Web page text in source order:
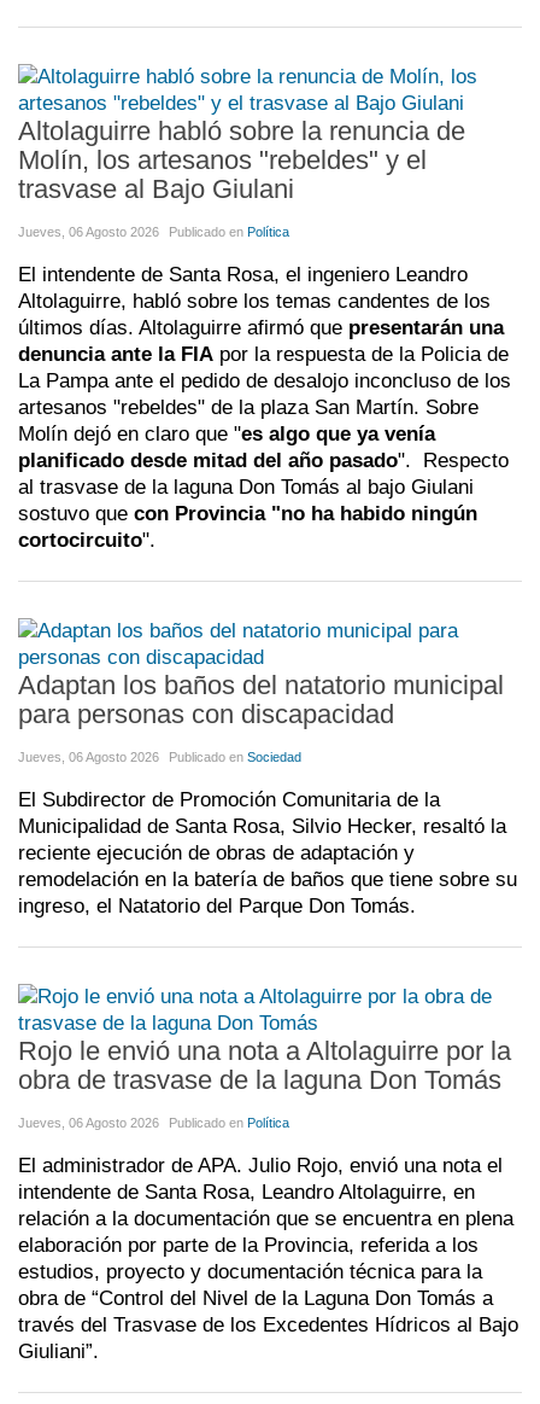
Altolaguirre habló sobre la renuncia de
Molín, los artesanos "rebeldes" y el
trasvase al Bajo Giulani
Jueves, 06 Agosto 2026 Publicado en Política
El intendente de Santa Rosa, el ingeniero Leandro
Altolaguirre, habló sobre los temas candentes de los
últimos días. Altolaguirre afirmó que presentarán una
denuncia ante la FIA por la respuesta de la Policia de
La Pampa ante el pedido de desalojo inconcluso de los
artesanos "rebeldes" de la plaza San Martín. Sobre
Molín dejó en claro que "es algo que ya venía
planificado desde mitad del año pasado". Respecto
al trasvase de la laguna Don Tomás al bajo Giulani
sostuvo que con Provincia "no ha habido ningún
cortocircuito".
Adaptan los baños del natatorio municipal
para personas con discapacidad
Jueves, 06 Agosto 2026 Publicado en Sociedad
El Subdirector de Promoción Comunitaria de la
Municipalidad de Santa Rosa, Silvio Hecker, resaltó la
reciente ejecución de obras de adaptación y
remodelación en la batería de baños que tiene sobre su
ingreso, el Natatorio del Parque Don Tomás.
Rojo le envió una nota a Altolaguirre por la
obra de trasvase de la laguna Don Tomás
Jueves, 06 Agosto 2026 Publicado en Política
El administrador de APA. Julio Rojo, envió una nota el
intendente de Santa Rosa, Leandro Altolaguirre, en
relación a la documentación que se encuentra en plena
elaboración por parte de la Provincia, referida a los
estudios, proyecto y documentación técnica para la
obra de “Control del Nivel de la Laguna Don Tomás a
través del Trasvase de los Excedentes Hídricos al Bajo
Giuliani”.